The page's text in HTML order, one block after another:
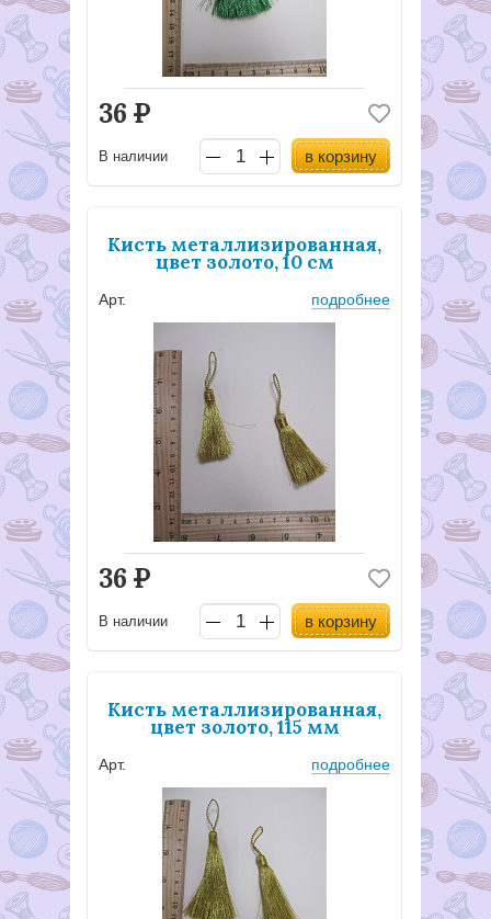
36 Р
В наличии в корзину
Кисть металлизированная,
цвет золото, 10 см
Арт. подробнее
36 Р
В наличии в корзину
Кисть металлизированная,
цвет золото, 115 мм
Арт. подробнее